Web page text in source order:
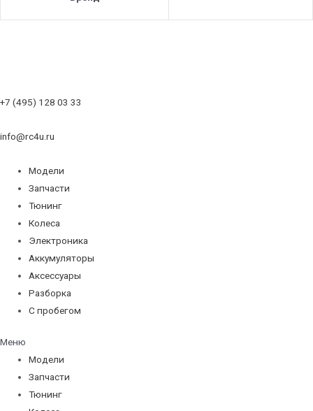
+7 (495) 128 03 33
info@rc4u.ru
Модели
Запчасти
Тюнинг
Колеса
Электроника
Аккумуляторы
Аксессуары
Разборка
С пробегом
Меню
Модели
Запчасти
Тюнинг